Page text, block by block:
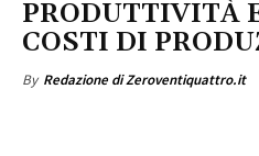
PRODUTTIVITÀ
COSTI DI
By Redazione di Zeroventiquattro.it